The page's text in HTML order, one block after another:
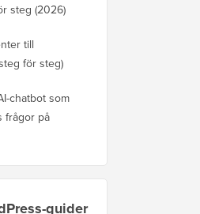
steg (2026)
till
för steg)
chatbot som
frågor på
guider